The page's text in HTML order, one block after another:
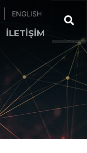
ENGLISH
İLETİŞİM